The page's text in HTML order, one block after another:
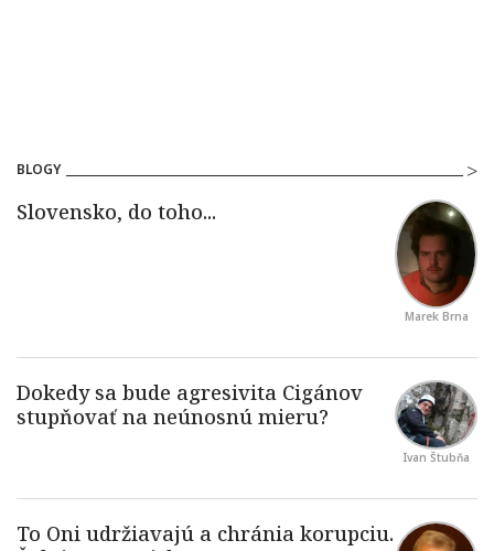
BLOGY
Marek Brna
Ivan Štubňa